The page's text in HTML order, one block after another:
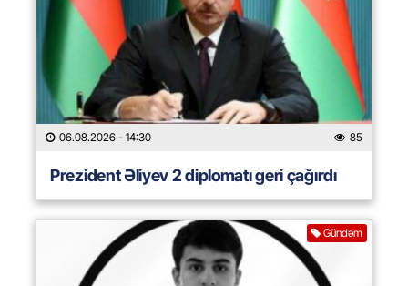
06.08.2026 - 14:30 85
Prezident Əliyev 2 diplomatı geri çağırdı
Gündəm